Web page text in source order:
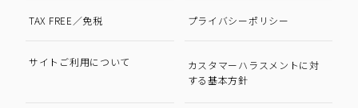
TAX FREE／免税 プライバシーポリシー
サイトご利用について
カスタマーハラスメントに対
する基本方針